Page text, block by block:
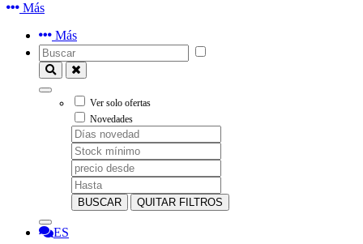
Más
Más
Ver solo ofertas
Novedades
BUSCAR QUITAR FILTROS
ES